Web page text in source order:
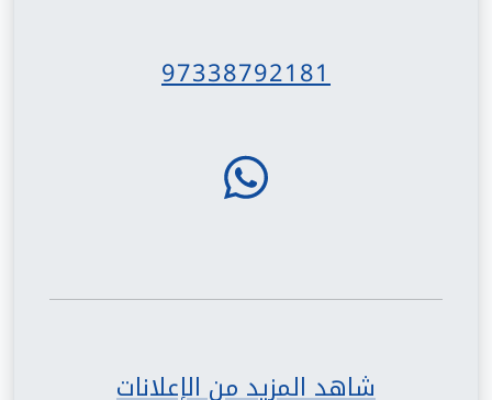
97338792181
شاهد المزيد من الإعلانات